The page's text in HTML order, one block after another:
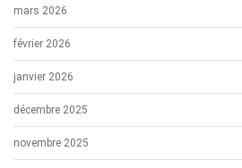
mars 2026
février 2026
janvier 2026
décembre 2025
novembre 2025